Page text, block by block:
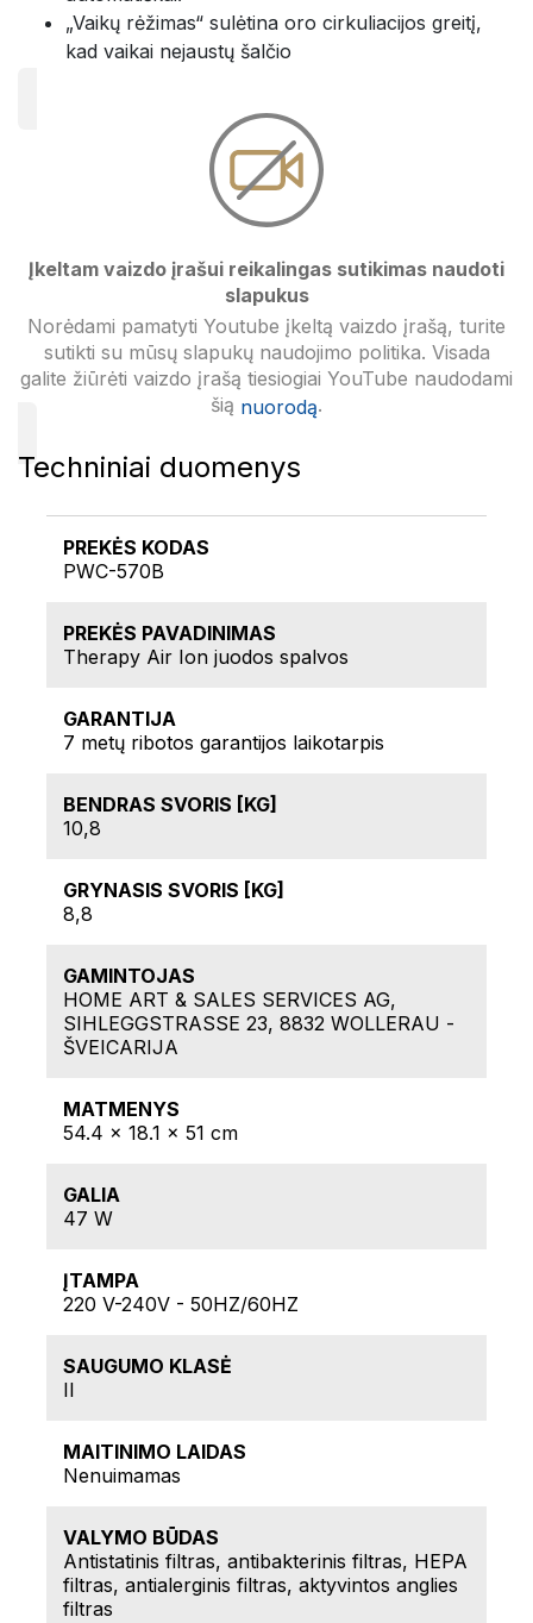
„Vaikų rėžimas“ sulėtina oro cirkuliacijos greitį,
kad vaikai nejaustų šalčio
Įkeltam vaizdo įrašui reikalingas sutikimas naudoti
slapukus
Norėdami pamatyti Youtube įkeltą vaizdo įrašą, turite
sutikti su mūsų slapukų naudojimo politika. Visada
galite žiūrėti vaizdo įrašą tiesiogiai YouTube naudodami
šią nuorodą.
Techniniai duomenys
PREKĖS KODAS
PWC-570B
PREKĖS PAVADINIMAS
Therapy Air Ion juodos spalvos
GARANTIJA
7 metų ribotos garantijos laikotarpis
BENDRAS SVORIS [KG]
10,8
GRYNASIS SVORIS [KG]
8,8
GAMINTOJAS
HOME ART & SALES SERVICES AG,
SIHLEGGSTRASSE 23, 8832 WOLLERAU -
ŠVEICARIJA
MATMENYS
54.4 x 18.1 x 51 cm
GALIA
47 W
ĮTAMPA
220 V-240V - 50HZ/60HZ
SAUGUMO KLASĖ
II
MAITINIMO LAIDAS
Nenuimamas
VALYMO BŪDAS
Antistatinis filtras, antibakterinis filtras, HEPA
filtras, antialerginis filtras, aktyvintos anglies
filtras